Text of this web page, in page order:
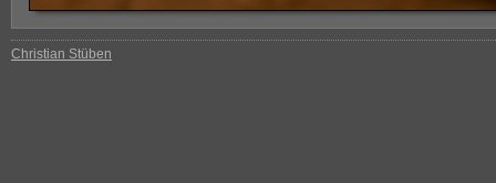
Christian Stüben